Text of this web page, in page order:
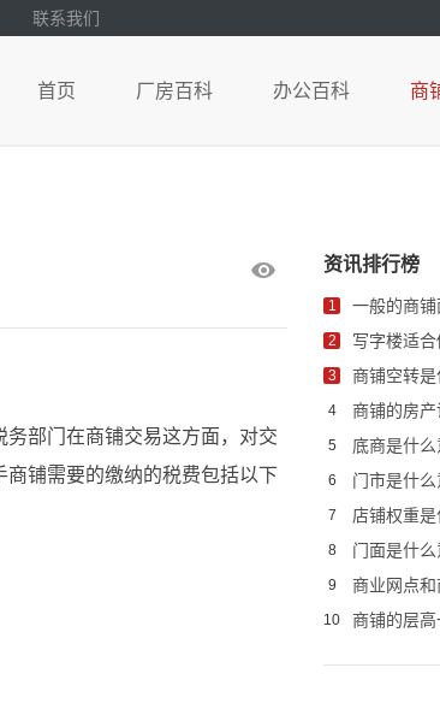
联系我们
首页 厂房百科 办公百科 商
部门在商铺交易这方面，对交
铺需要的缴纳的税费包括以下
资讯排行榜
1 一般的商
2 写字楼适
3 商铺空转是
4 商铺的房
5 底商是什么
6 门市是什么
7 店铺权重是
8 门面是什么
9 商业网点和
10 商铺的层